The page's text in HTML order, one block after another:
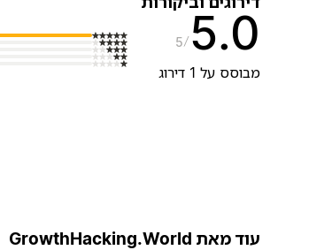
5.0
5
מבוסס על 1 דירוג
עוד מאת GrowthHacking.World